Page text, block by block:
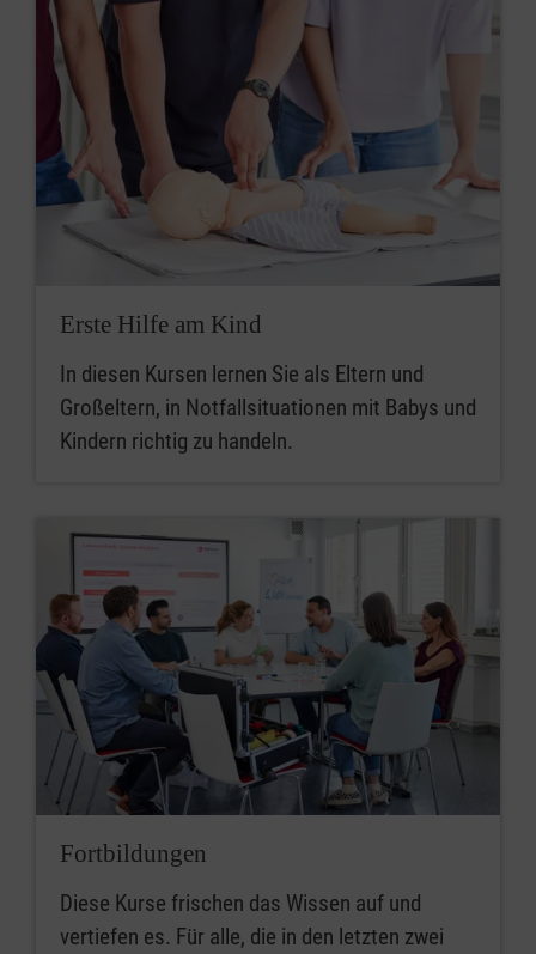
Erste Hilfe am Kind
In diesen Kursen lernen Sie als Eltern und
Großeltern, in Notfallsituationen mit Babys und
Kindern richtig zu handeln.
Fortbildungen
Diese Kurse frischen das Wissen auf und
vertiefen es. Für alle, die in den letzten zwei